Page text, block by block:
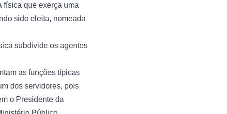
física que exerça uma
sido eleita, nomeada
subdivide os agentes
as funções típicas
dos servidores, pois
o Presidente da